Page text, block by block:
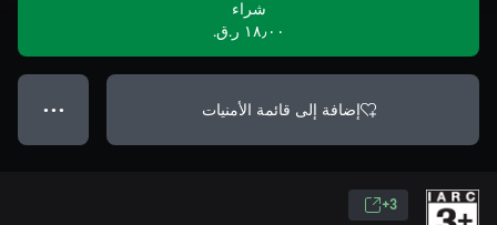
شراء
١٨٫٠٠ ر.ق.‏
إضافة إلى قائمة الأمنيات ● ● ●
3+